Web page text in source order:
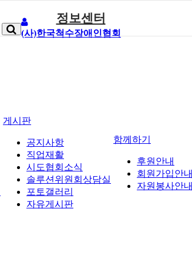
(사)한국척수장애인협회
정보센터
게시판
공지사항
직업재활
시도협회소식
솔루션위원회상담실
포토갤러리
자유게시판
함께하기
후원안내
회원가입안내
자원봉사안내